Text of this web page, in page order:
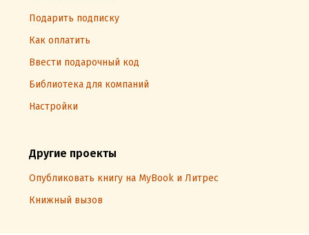
Подарить подписку
Как оплатить
Ввести подарочный код
Библиотека для компаний
Настройки
Другие проекты
Опубликовать книгу на MyBook и Литрес
Книжный вызов